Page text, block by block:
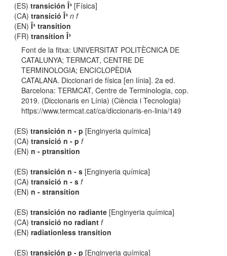
(ES)transición Î³ [Física]
(CA)transició Î³ n f
(EN)Î³ transition
(FR)transition Î³
Font de la fitxa: UNIVERSITAT POLITÈCNICA DE
CATALUNYA; TERMCAT, CENTRE DE
TERMINOLOGIA; ENCICLOPÈDIA
CATALANA. Diccionari de física [en línia]. 2a ed.
Barcelona: TERMCAT, Centre de Terminologia, cop.
2019. (Diccionaris en Línia) (Ciència i Tecnologia)
https://www.termcat.cat/ca/diccionaris-en-linia/149
(ES)transición n - p [Enginyeria química]
(CA)transició n - p f
(EN)n - ptransition
(ES)transición n - s [Enginyeria química]
(CA)transició n - s f
(EN)n - stransition
(ES)transición no radiante [Enginyeria química]
(CA)transició no radiant f
(EN)radiationless transition
(ES)transición p - p [Enginyeria química]